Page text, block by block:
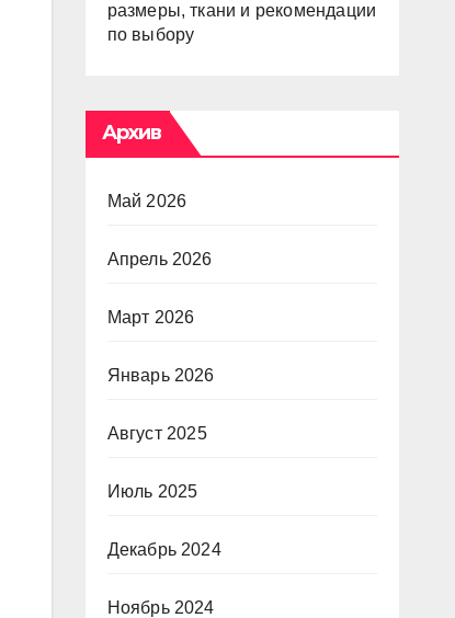
размеры, ткани и рекомендации
по выбору
Архив
Май 2026
Апрель 2026
Март 2026
Январь 2026
Август 2025
Июль 2025
Декабрь 2024
Ноябрь 2024